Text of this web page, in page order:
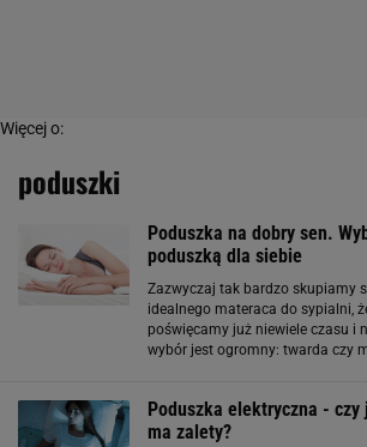
Więcej o:
poduszki
Poduszka na dobry sen.
poduszką dla siebie
Zazwyczaj tak bardzo skupiamy
idealnego materaca do sypialni,
poświęcamy już niewiele czasu i
wybór jest ogromny: twarda czy
Poduszka elektryczna -
ma zalety?